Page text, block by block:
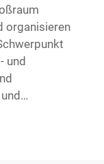
organisieren
und